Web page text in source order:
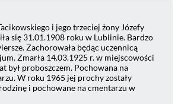
i jego trzeciej żony Józefy
się 31.01.1908 roku w Lublinie. Bardzo
Zachorowała będąc uczennicą
Zmarła 14.03.1925 r. w miejscowości
był proboszczem. Pochowana na
W roku 1965 jej prochy zostały
i pochowane na cmentarzu w